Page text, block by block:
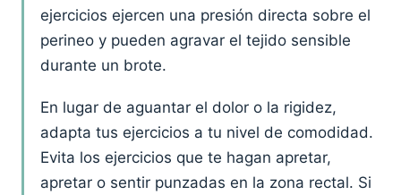
ejercicios ejercen una presión directa sobre el
perineo y pueden agravar el tejido sensible
durante un brote.
En lugar de aguantar el dolor o la rigidez,
adapta tus ejercicios a tu nivel de comodidad.
Evita los ejercicios que te hagan apretar,
apretar o sentir punzadas en la zona rectal. Si